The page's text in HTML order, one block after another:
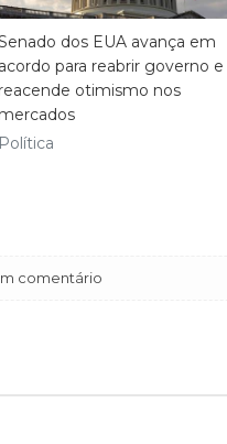
dos EUA avança em
acordo para reabrir governo e
reacende otimismo nos
mercados
Política
comentário